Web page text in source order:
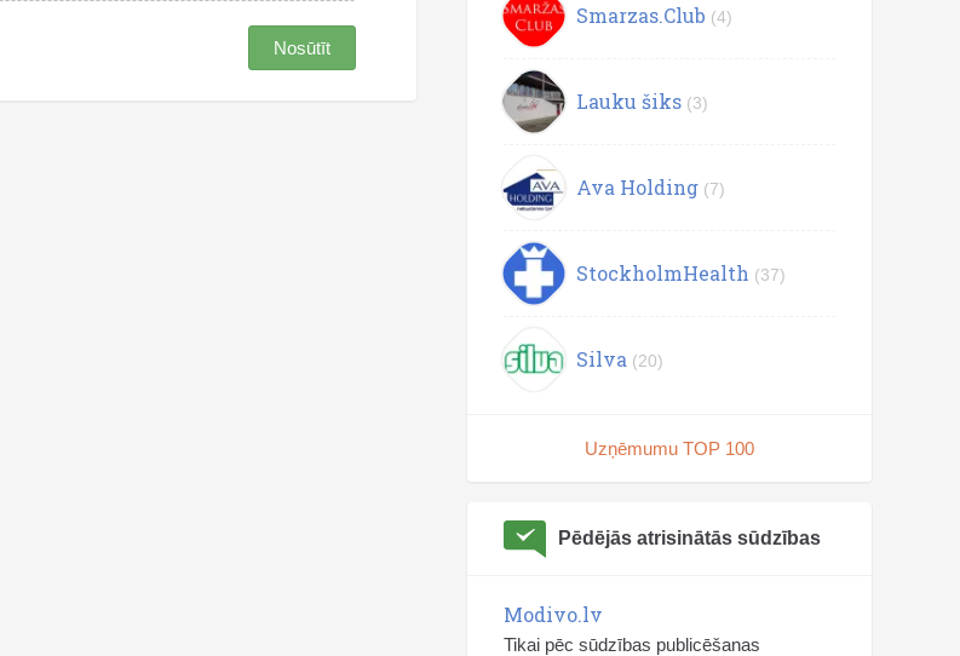
Nosūtīt
Smarzas.Club (4)
Lauku šiks (3)
Ava Holding (7)
StockholmHealth (37)
Silva (20)
Uzņēmumu TOP 100
Pēdējās atrisinātās sūdzības
Modivo.lv
Tikai pēc sūdzības publicēšanas